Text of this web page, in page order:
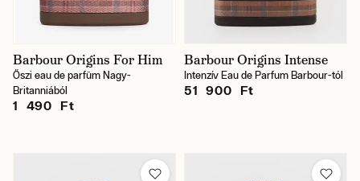
Raktáron
Barbour Origins For Him
Őszi eau de parfüm Nagy-
Britanniából
1 490 Ft
Barbour Origins Intense
Intenzív Eau de Parfum Barbour-tól
51 900 Ft